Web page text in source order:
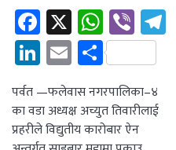
Facebook
X
LinkedIn
EmailShare
पर्वत —फलेवास नगरपालिका–४
का वडा अध्यक्ष अच्युत तिवारीलाई
प्रहरीले विद्युतीय कारोबार ऐन